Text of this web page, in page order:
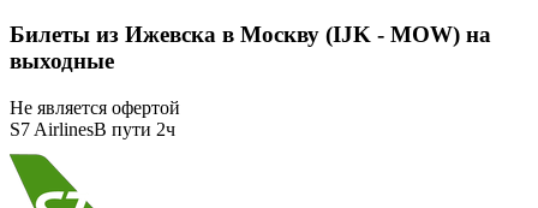
Билеты из Ижевска в Москву (IJK - MOW) на
выходные
Не является офертой
S7 AirlinesВ пути 2ч